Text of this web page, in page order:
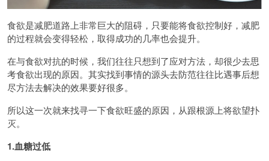
食欲是减肥道路上非常巨大的阻碍，只要能将食欲控制好，减肥
的过程就会变得轻松，取得成功的几率也会提升。
在与食欲对抗的时候，我们往往只想到了应对方法，却很少去思
考食欲出现的原因。其实找到事情的源头去防范往往比遇事后想
尽方法去解决的效果要好很多。
所以这一次就来找寻一下食欲旺盛的原因，从跟根源上将欲望扑
灭。
1.血糖过低